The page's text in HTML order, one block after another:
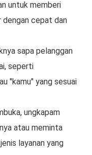
untuk memberi
dengan cepat dan
sapa pelanggan
seperti
"kamu" yang sesuai
ungkapam
atau meminta
layanan yang